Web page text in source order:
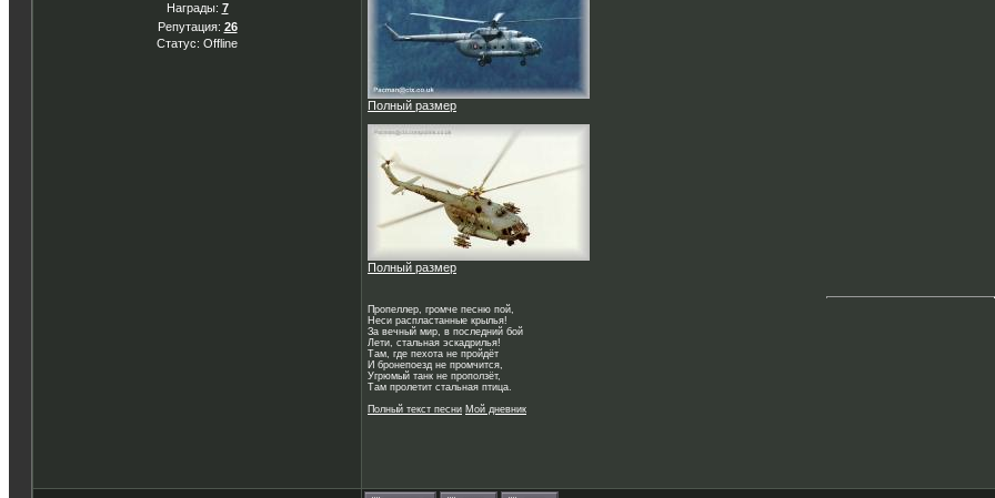
Награды: 7
Репутация: 26
Статус: Offline
Полный размер
Полный размер
Пропеллер, громче песню пой,
Неси распластанные крылья!
За вечный мир, в последний бой
Лети, стальная эскадрилья!
Там, где пехота не пройдёт
И бронепоезд не промчится,
Угрюмый танк не проползёт,
Там пролетит стальная птица.
Полный текст песни Мой дневник